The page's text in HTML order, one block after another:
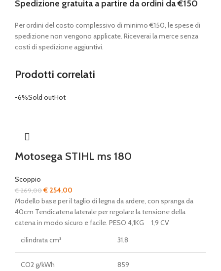
Spedizione gratuita a partire da ordini da €150
Per ordini del costo complessivo di minimo €150, le spese di
spedizione non vengono applicate. Riceverai la merce senza
costi di spedizione aggiuntivi.
Prodotti correlati
-6%Sold outHot
Motosega STIHL ms 180
Scoppio
€269,00Il
prezzo
originale
era:
€ 254,00
prezzo
attuale
è:
Modello base per il taglio di legna da ardere, con spranga da
40cm Tendicatena laterale per regolare la tensione della
catena in modo sicuro e facile. PESO 4,1KG 1,9 CV
cilindrata cm³
31.8
CO2 g/kWh 859